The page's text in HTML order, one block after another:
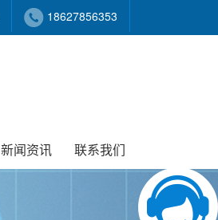
18627856353
新闻资讯 联系我们